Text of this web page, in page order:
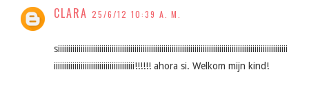
CLARA 25/6/12 10:39 A. M.
siiiiiiiiiiiiiiiiiiiiiiiiiiiiiiiiiiiiiiiiiiiiiiiiiiiiiiiiiiiiiiiiiiiiiiiiiiiiiiiiiiiiiiiiiiiiiiiiiiiiiiiiiiiiiii
iiiiiiiiiiiiiiiiiiiiiiiiiiiiiiiiiiiiiii!!!!!! ahora si. Welkom mijn kind!